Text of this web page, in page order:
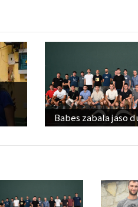
Babes zabala jaso